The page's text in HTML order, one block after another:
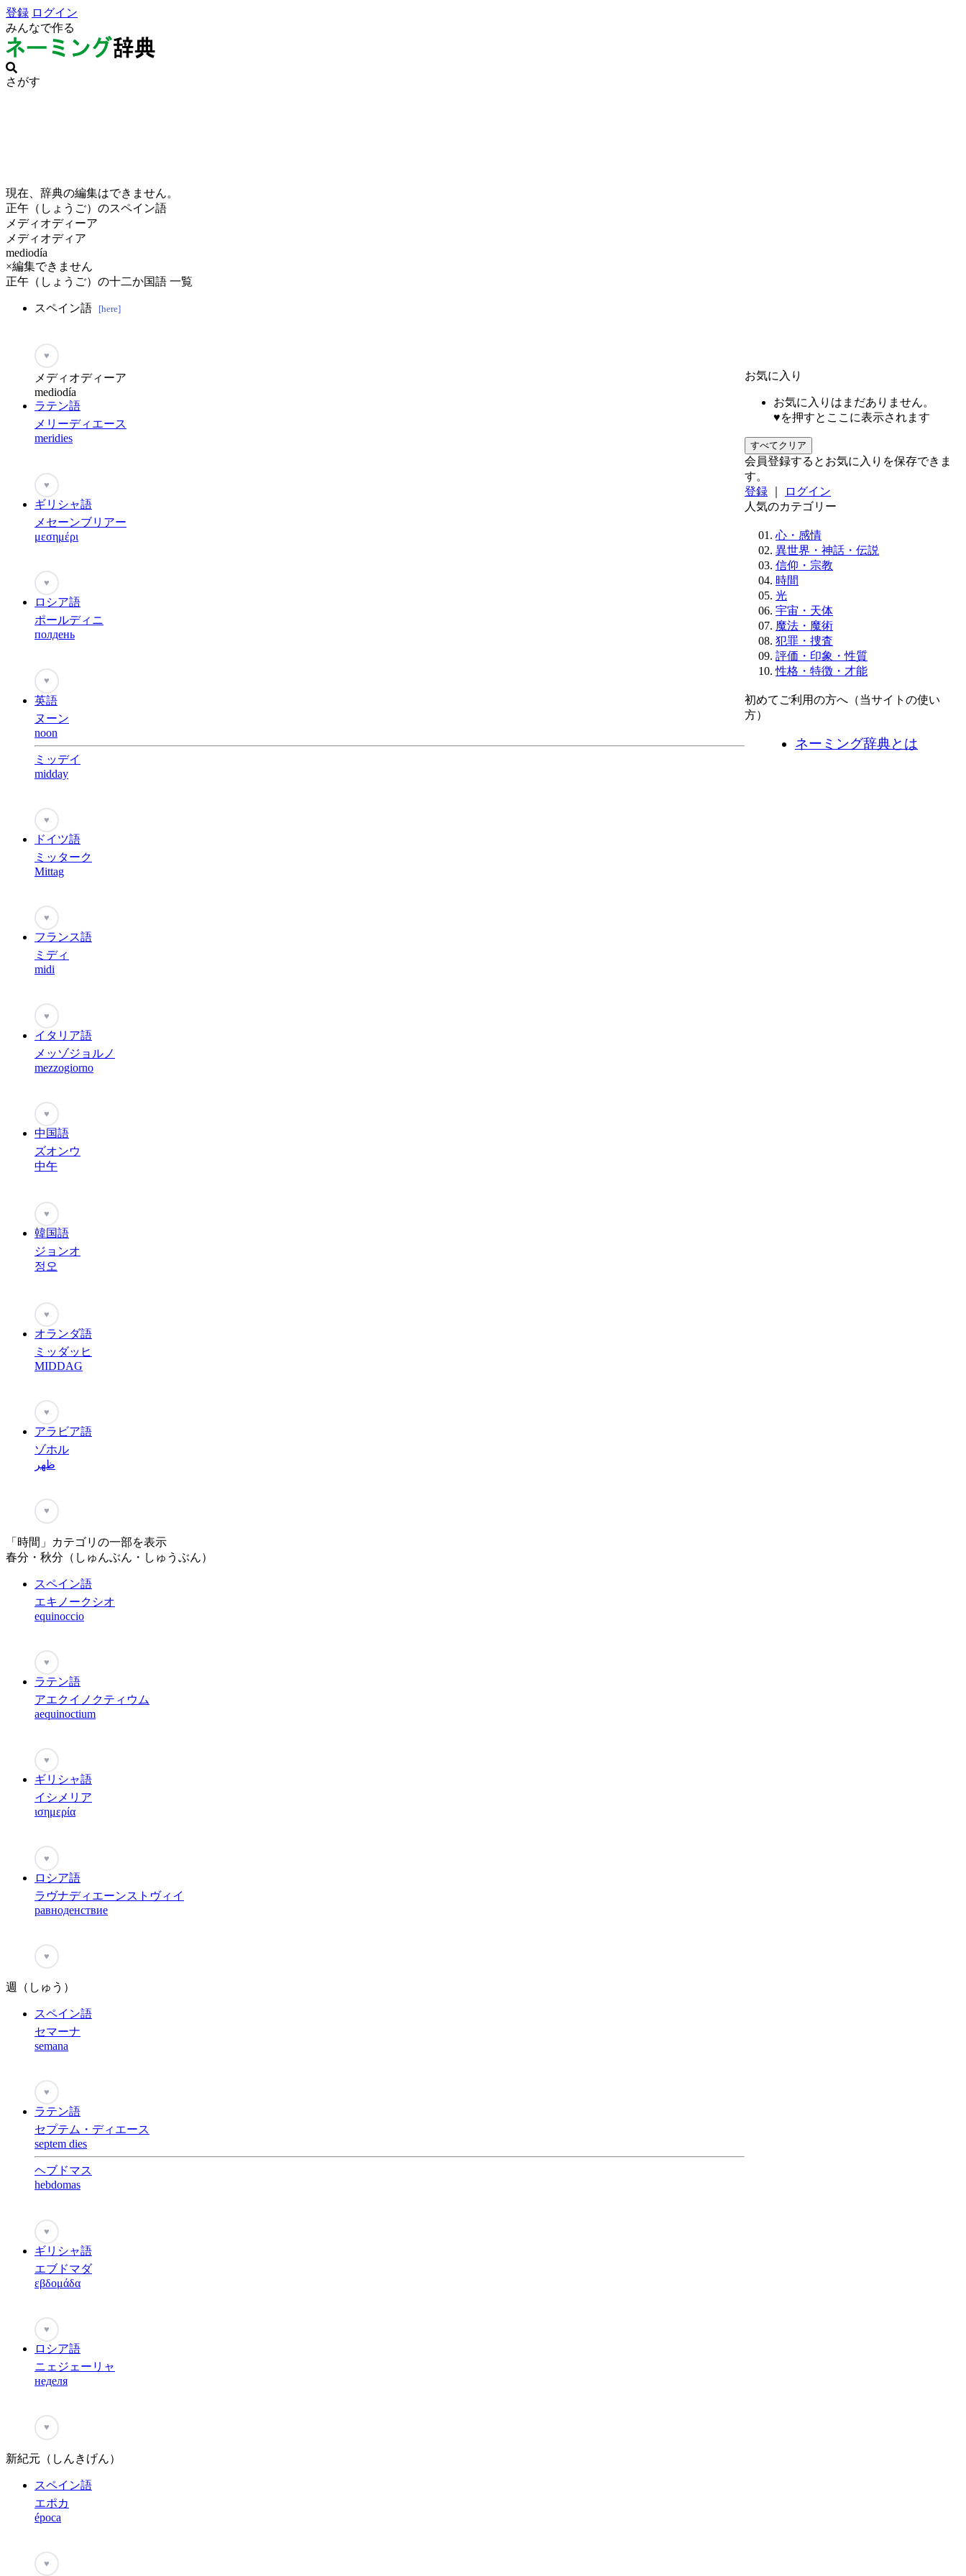
登録 ログイン
みんなで作る
さがす
現在、辞典の編集はできません。
正午（しょうご）のスペイン語
メディオディーア
メディオディア
mediodía
×編集できません
正午（しょうご）の十二か国語 一覧
スペイン語 [here]
♥
メディオディーア
mediodía
ラテン語
メリーディエース
meridies
♥
ギリシャ語
メセーンブリアー
μεσημέρι
♥
ロシア語
ポールディニ
полдень
♥
英語
ヌーン
noon
ミッデイ
midday
♥
ドイツ語
ミッターク
Mittag
♥
フランス語
ミディ
midi
♥
イタリア語
メッゾジョルノ
mezzogiorno
♥
中国語
ズオンウ
中午
♥
韓国語
ジョンオ
정오
♥
オランダ語
ミッダッヒ
MIDDAG
♥
アラビア語
ゾホル
ظهر
♥
「時間」カテゴリの一部を表示
春分・秋分（しゅんぶん・しゅうぶん）
スペイン語
エキノークシオ
equinoccio
♥
ラテン語
アエクイノクティウム
aequinoctium
♥
ギリシャ語
イシメリア
ισημερία
♥
ロシア語
ラヴナディエーンストヴィイ
равноденствие
♥
週（しゅう）
スペイン語
セマーナ
semana
♥
ラテン語
セプテム・ディエース
septem dies
ヘブドマス
hebdomas
♥
ギリシャ語
エブドマダ
εβδομάδα
♥
ロシア語
ニェジェーリャ
неделя
♥
新紀元（しんきげん）
スペイン語
エポカ
época
♥
お気に入り
お気に入りはまだありません。
♥を押すとここに表示されます
すべてクリア
会員登録するとお気に入りを保存できま
す。
登録
ログイン
人気のカテゴリー
心・感情
異世界・神話・伝説
信仰・宗教
時間
光
宇宙・天体
魔法・魔術
犯罪・捜査
評価・印象・性質
性格・特徴・才能
初めてご利用の方へ（当サイトの使い
方）
ネーミング辞典とは